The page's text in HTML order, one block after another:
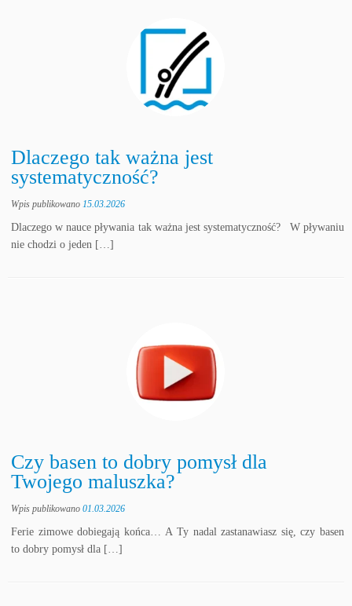
Dlaczego tak ważna jest
systematyczność?
Wpis publikowano15.03.2026
Dlaczego w nauce pływania tak ważna jest systematyczność? W pływaniu
nie chodzi o jeden […]
Czy basen to dobry pomysł dla
Twojego maluszka?
Wpis publikowano01.03.2026
Ferie zimowe dobiegają końca… A Ty nadal zastanawiasz się, czy basen
to dobry pomysł dla […]